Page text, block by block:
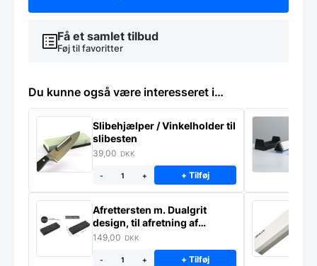
L,
antal Få et samlet tilbud
Føj til favoritter
Du kunne også være interesseret i…
Slibehjælper / Vinkelholder til
slibesten
39,00 DKK
- + + Tilføj
Afrettersten m. Dualgrit
design, til afretning af
slibesten
149,00 DKK
- + + Tilføj